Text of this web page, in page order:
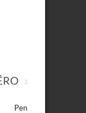
Pen